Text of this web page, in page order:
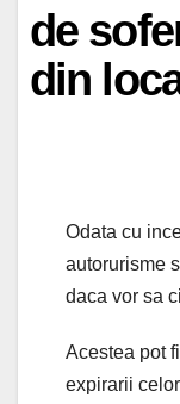
de
din
Odata cu
autorurisme
daca vor sa
Acestea pot
expirarii